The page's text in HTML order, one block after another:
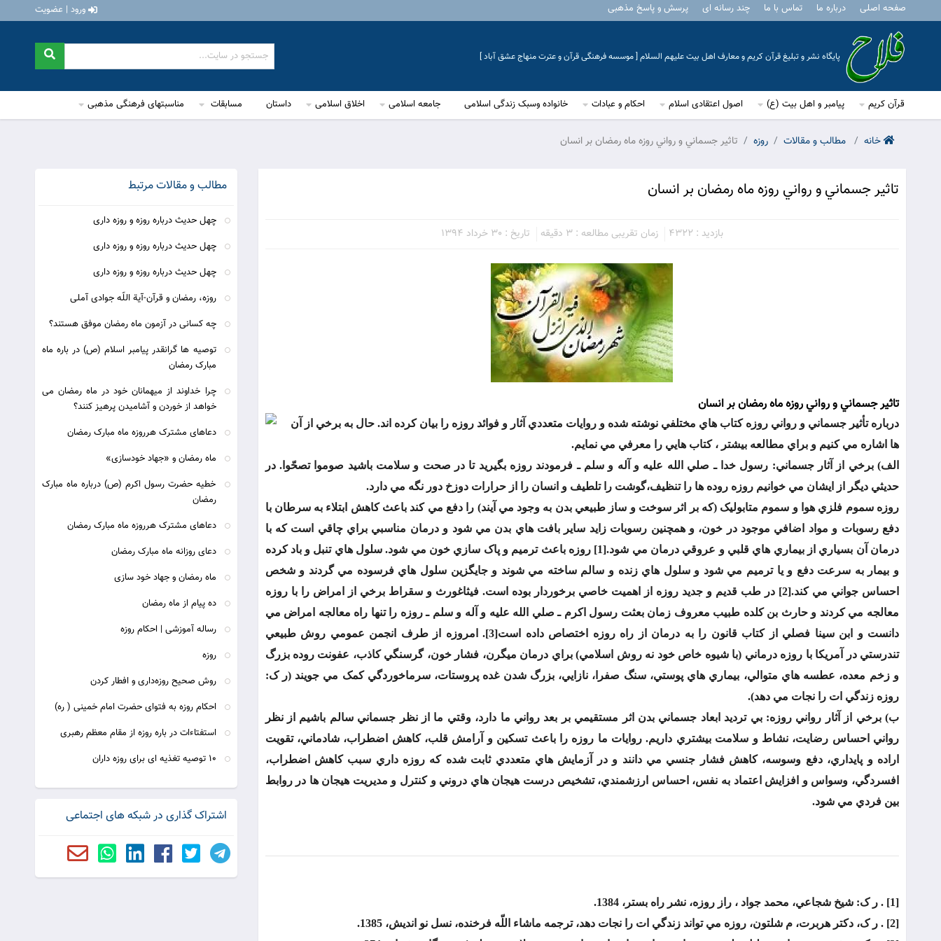
صفحه اصلی درباره ما تماس با ما چند رسانه ای پرسش و پاسخ مذهبی ورود | عضویت
پایگاه نشر و تبلیغ قرآن کریم و معارف اهل بیت علیهم السلام [ موسسه فرهنگی قرآن و عترت منهاج عشق آباد ]
قرآن کریم پیامبر و اهل بیت (ع) اصول اعتقادی اسلام احکام و عبادات خانواده وسبک زندگی اسلامی جامعه اسلامی اخلاق اسلامی داستان مسابقات مناسبتهای فرهنگی مذهبی
خانه مطالب و مقالات روزه تاثير جسماني و رواني روزه ماه رمضان بر انسان
تاثير جسماني و رواني روزه ماه رمضان بر انسان
بازدید : 4322 زمان تقریبی مطالعه : 3 دقیقه تاریخ : 30 خرداد 1394
تاثيرجسماني و رواني روزه ماه رمضان بر انسان
درباره تأثير جسماني و رواني روزه کتاب هاي مختلفي نوشته شده و روايات متعددي آثار و فوائد روزه را بيان کرده اند. حال به برخي از آن
ها اشاره مي کنيم و براي مطالعه بيشتر ، کتاب هايي را معرفي مي نمايم.
الف) برخي از آثار جسماني: رسول خدا ـ صلي الله عليه و آله و سلم ـ فرمودند روزه بگيريد تا در صحت و سلامت باشيد صوموا تصحّوا. در
حديثي ديگر از ايشان مي خوانيم روزه روده ها را تنظيف،گوشت را تلطيف و انسان را از حرارات دوزخ دور نگه مي دارد.
روزه سموم فلزي هوا و سموم متابوليک (که بر اثر سوخت و ساز طبيعي بدن به وجود مي آيند) را دفع مي کند باعث کاهش ابتلاء به سرطان با
دفع رسوبات و مواد اضافي موجود در خون، و همچنين رسوبات زايد ساير بافت هاي بدن مي شود و درمان مناسبي براي چاقي است که با
درمان آن بسياري از بيماري هاي قلبي و عروقي درمان مي شود.[1] روزه باعث ترميم و پاک سازي خون مي شود. سلول هاي تنبل و باد کرده
و بيمار به سرعت دفع و يا ترميم مي شود و سلول هاي زنده و سالم ساخته مي شوند و جايگزين سلول هاي فرسوده مي گردند و شخص
احساس جواني مي کند.[2] در طب قديم و جديد روزه از اهميت خاصي برخوردار بوده است. فيثاغورث و سقراط برخي از امراض را با روزه
معالجه مي کردند و حارث بن کلده طبيب معروف زمان بعثت رسول اکرم ـ صلي الله عليه و آله و سلم ـ روزه را تنها راه معالجه امراض مي
دانست و ابن سينا فصلي از کتاب قانون را به درمان از راه روزه اختصاص داده است[3]. امروزه از طرف انجمن عمومي روش طبيعي
تندرستي در آمريکا با روزه درماني (با شيوه خاص خود نه روش اسلامي) براي درمان ميگرن، فشار خون، گرسنگي کاذب، عفونت روده بزرگ
و زخم معده، عطسه هاي متوالي، بيماري هاي پوستي، سنگ صفرا، نازايي، بزرگ شدن غده پروستات، سرماخوردگي کمک مي جويند (ر ک:
روزه زندگي ات را نجات مي دهد).
ب) برخي از آثار رواني روزه: بي ترديد ابعاد جسماني بدن اثر مستقيمي بر بعد رواني ما دارد، وقتي ما از نظر جسماني سالم باشيم از نظر
رواني احساس رضايت، نشاط و سلامت بيشتري داريم. روايات ما روزه را باعث تسکين و آرامش قلب، کاهش اضطراب، شادماني، تقويت
اراده و پايداري، دفع وسوسه، کاهش فشار جنسي مي دانند و در آزمايش هاي متعددي ثابت شده که روزه داري سبب کاهش اضطراب،
افسردگي، وسواس و افزايش اعتماد به نفس، احساس ارزشمندي، تشخيص درست هيجان هاي دروني و کنترل و مدیريت هيجان ها در روابط
بين فردي مي شود.
[1] . ر ک: شيخ شجاعي، محمد جواد ، راز روزه، نشر راه بستر، 1384.
[2] . ر ک، دکتر هربرت، م شلتون، روزه مي تواند زندگي ات را نجات دهد، ترجمه ماشاء اللّه فرخنده، نسل نو انديش، 1385.
مطالب و مقالات مرتبط
چهل حدیث درباره روزه و روزه داری
چهل حدیث درباره روزه و روزه داری
چهل حدیث درباره روزه و روزه داری
روزه، رمضان و قرآن-آیة اللّه جوادی آملی
چه کسانی در آزمون ماه رمضان موفق هستند؟
توصیه ها گرانقدر پیامبر اسلام (ص) در باره ماه
مبارک رمضان
چرا خداوند از ميهمانان خود در ماه رمضان می
خواهد از خوردن و آشاميدن پرهيز کنند؟
دعاهای مشترک هرروزه ماه مبارک رمضان
ماه رمضان و «جهاد خودسازی»
خطیه حضرت رسول اکرم (ص) درباره ماه مبارک
رمضان
دعاهای مشترک هرروزه ماه مبارک رمضان
دعای روزانه ماه مبارک رمضان
ماه رمضان و جهاد خود سازی
ده پیام از ماه رمضان
رساله آموزشی | احکام روزه
روزه
روش صحیح روزه‌داری و افطار کردن
احکام روزه به فتوای حضرت امام خمینی ( ره)
استفتاءات در باره روزه از مقام معظم رهبری
10 توصیه تغذیه ای برای روزه داران
اشتراک گذاری در شبکه های اجتماعی